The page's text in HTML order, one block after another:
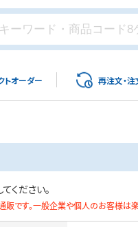
トオーダー 再注文・注
ください。
です。一般企業や個人のお客様は